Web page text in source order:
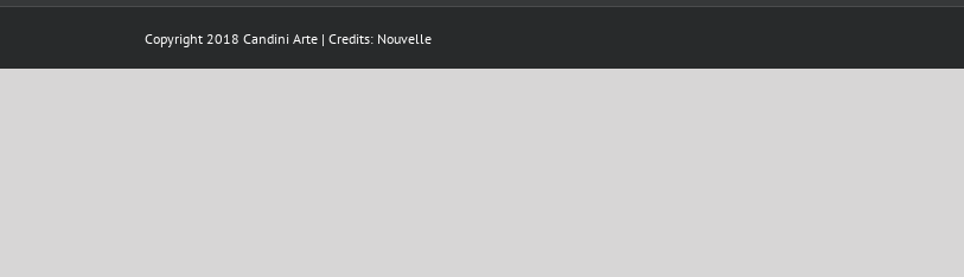
Copyright 2018 Candini Arte | Credits: Nouvelle